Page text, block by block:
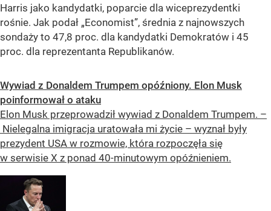
Harris jako kandydatki, poparcie dla wiceprezydentki
rośnie. Jak podał „Economist”, średnia z najnowszych
sondaży to 47,8 proc. dla kandydatki Demokratów i 45
proc. dla reprezentanta Republikanów.
Wywiad z Donaldem Trumpem opóźniony. Elon Musk
poinformował o ataku
Elon Musk przeprowadził wywiad z Donaldem Trumpem. –
Nielegalna imigracja uratowała mi życie – wyznał były
prezydent USA w rozmowie, która rozpoczęła się
w serwisie X z ponad 40-minutowym opóźnieniem.